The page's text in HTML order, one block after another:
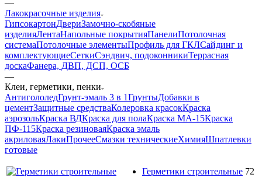
—
Лакокрасочные изделия
ГипсокартонДвериЗамочно-скобяные
изделияЛентаНапольные покрытияПанелиПотолочная
системаПотолочные элементыПрофиль для ГКЛСайдинг и
комплектующиеСеткиСэндвич, подоконникиТеррасная
доскаФанера, ДВП, ДСП, ОСБ
—
Клеи, герметики, пенки
АнтигололедГрунт-эмаль 3 в 1ГрунтыДобавки в
цементЗащитные средстваКолеровка красокКраска
аэрозольКраска ВДКраска для полаКраска МА-15Краска
ПФ-115Краска резиноваяКраска эмаль
акриловаяЛакиПрочееСмазки техническиеХимияШпатлевки
готовые
Герметики строительные 72